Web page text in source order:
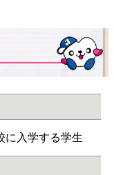
に入学する学生